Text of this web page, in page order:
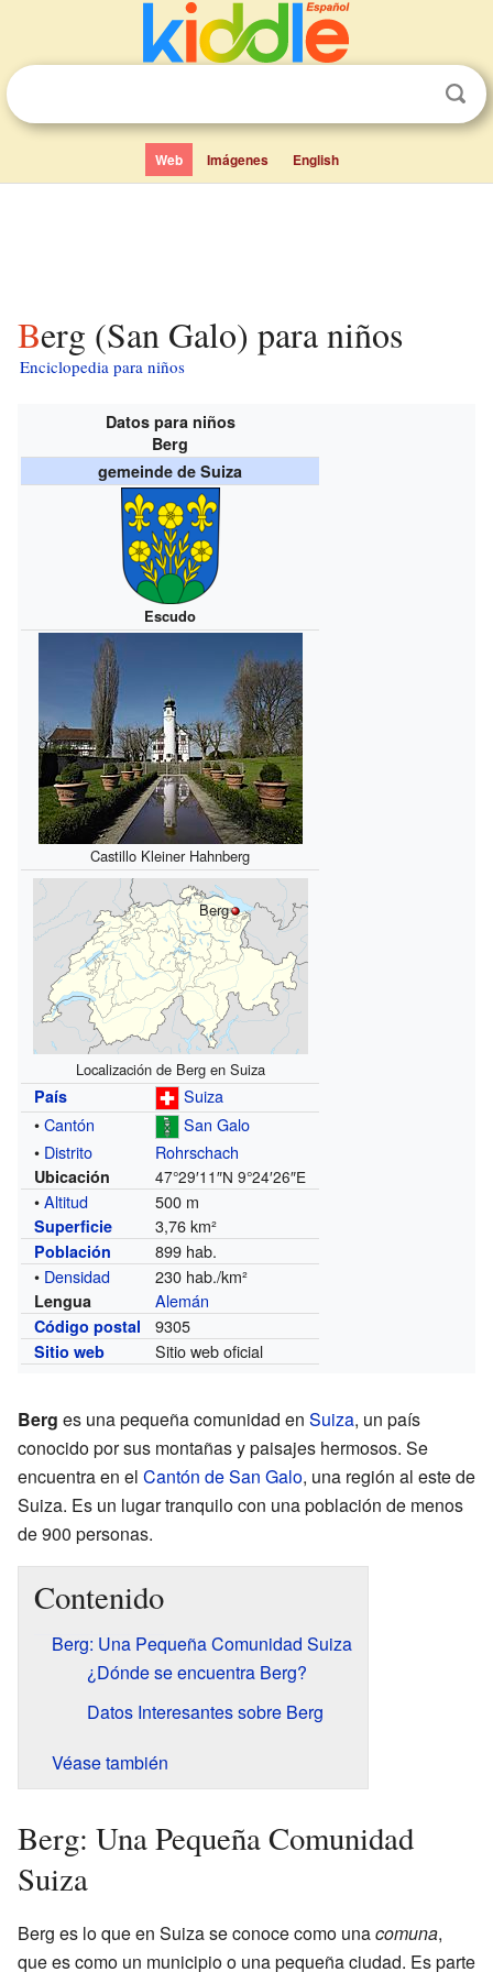
Web Imágenes English
Berg (San Galo) para niños
Enciclopedia para niños
Datos para niños
Berg
gemeinde de Suiza
Escudo
Castillo Kleiner Hahnberg
Berg
Localización de Berg en Suiza
País
Suiza
•Cantón
San Galo
• Distrito Rohrschach
Ubicación 47°29′11″N 9°24′26″E
•Altitud 500 m
Superficie 3,76 km²
Población
899 hab.
• Densidad 230 hab./km²
Lengua Alemán
Código postal 9305
Sitio web Sitio web oficial
Berg es una pequeña comunidad en Suiza, un país
conocido por sus montañas y paisajes hermosos. Se
encuentra en el Cantón de San Galo, una región al este de
Suiza. Es un lugar tranquilo con una población de menos
de 900 personas.
Contenido
Berg: Una Pequeña Comunidad Suiza
¿Dónde se encuentra Berg?
Datos Interesantes sobre Berg
Véase también
Berg: Una Pequeña Comunidad
Suiza
Berg es lo que en Suiza se conoce como unacomuna,
que es como un municipio o una pequeña ciudad. Es parte